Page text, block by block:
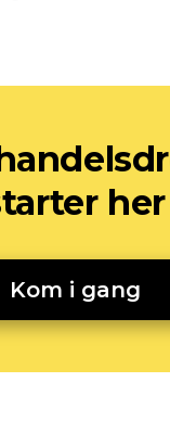
her
Kom i gang